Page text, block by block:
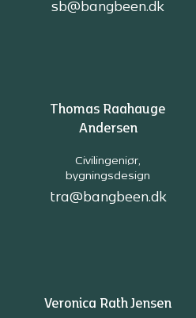
sb@bangbeen.dk
Thomas Raahauge
Andersen
Civilingeniør,
bygningsdesign
tra@bangbeen.dk
Veronica Rath Jensen